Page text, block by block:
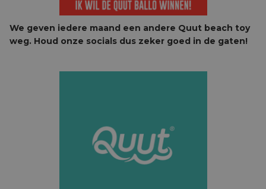
We geven iedere maand een andere Quut beach toy
weg. Houd onze socials dus zeker goed in de gaten!